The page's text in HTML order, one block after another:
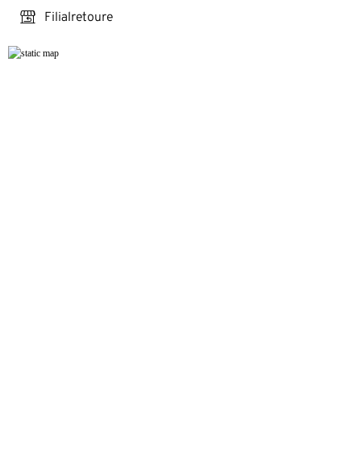
store_return Filialretoure